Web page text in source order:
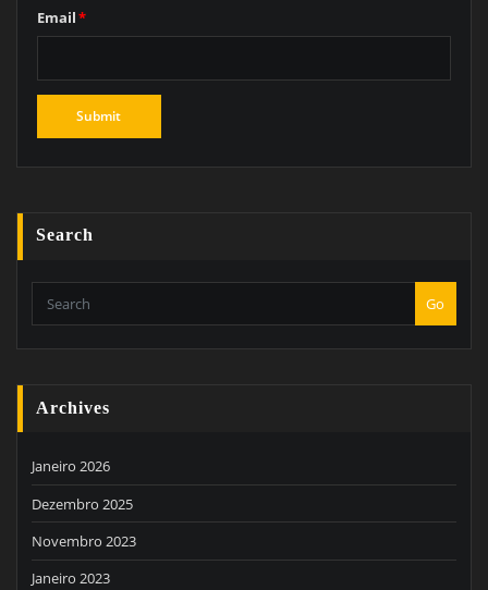
Email*
Search
Go
Archives
Janeiro 2026
Dezembro 2025
Novembro 2023
Janeiro 2023